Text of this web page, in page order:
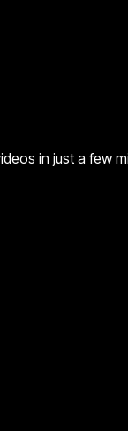
in just a few